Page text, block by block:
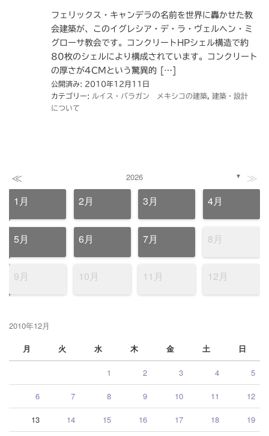
フェリックス・キャンデラの名前を世界に轟かせた教
会建築が、このイグレシア・デ・ラ・ヴェルヘン・ミ
グローサ教会です。コンクリートHPシェル構造で約
80枚のシェルにより構成されています。コンクリート
の厚さが4CMという驚異的 […]
公開済み: 2010年12月11日
カテゴリー: ルイス・バラガン メキシコの建築
建築・設計
について
≪ 2026 ▼ ≫
1月 2月 3月 4月
5月 6月 7月 8月
9月 10月 11月 12月
2010年12月
月
火 水 木 金 土 日
1 2 3 4 5
6 7 8 9 10 11 12
13 14 15 16 17 18 19